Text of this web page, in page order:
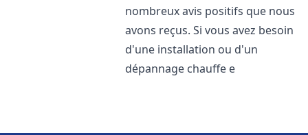
nombreux avis positifs que nous
avons reçus. Si vous avez besoin
d'une installation ou d'un
dépannage chauffe e